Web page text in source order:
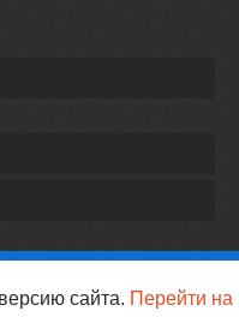
сайта. Перейти на